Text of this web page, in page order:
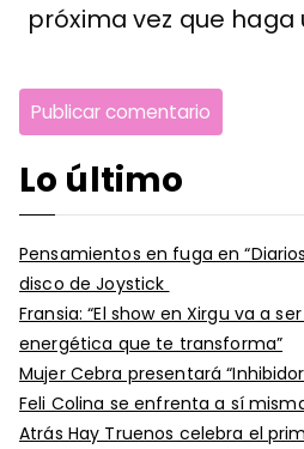
próxima vez que
Lo último
Pensamientos en fuga en
disco de Joystick
Fransia: “El show en Xirgu va a
energética que te transforma”
Mujer Cebra presentará
Feli Colina se enfrenta a sí
Atrás Hay Truenos celebra el